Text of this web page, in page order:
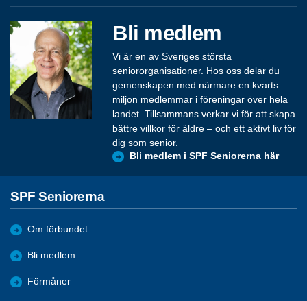
Bli medlem
Vi är en av Sveriges största
seniororganisationer. Hos oss delar du
gemenskapen med närmare en kvarts
miljon medlemmar i föreningar över hela
landet. Tillsammans verkar vi för att skapa
bättre villkor för äldre – och ett aktivt liv för
dig som senior.
Bli medlem i SPF Seniorerna här
SPF Seniorerna
Om förbundet
Bli medlem
Förmåner